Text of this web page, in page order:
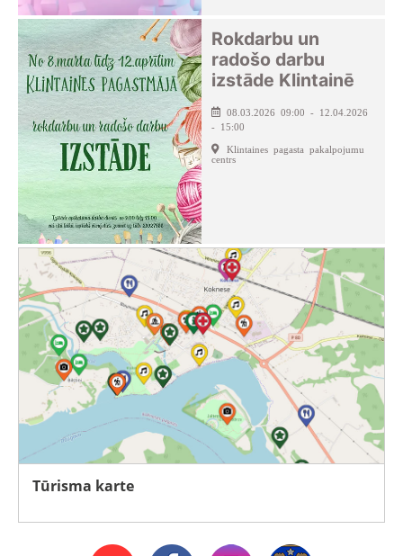
Rokdarbu un
radošo darbu
izstāde Klintainē
08.03.2026 09:00 - 12.04.2026
- 15:00
Klintaines pagasta pakalpojumu
centrs
Tūrisma karte